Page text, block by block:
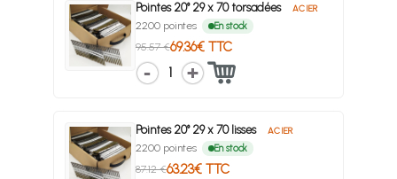
Pointes 20° 29 x 70 torsadées ACIER
2200 pointes En stock
95.57 €69.36€ TTC
1
Pointes 20° 29 x 70 lisses ACIER
2200 pointes En stock
87.12 €63.23€ TTC